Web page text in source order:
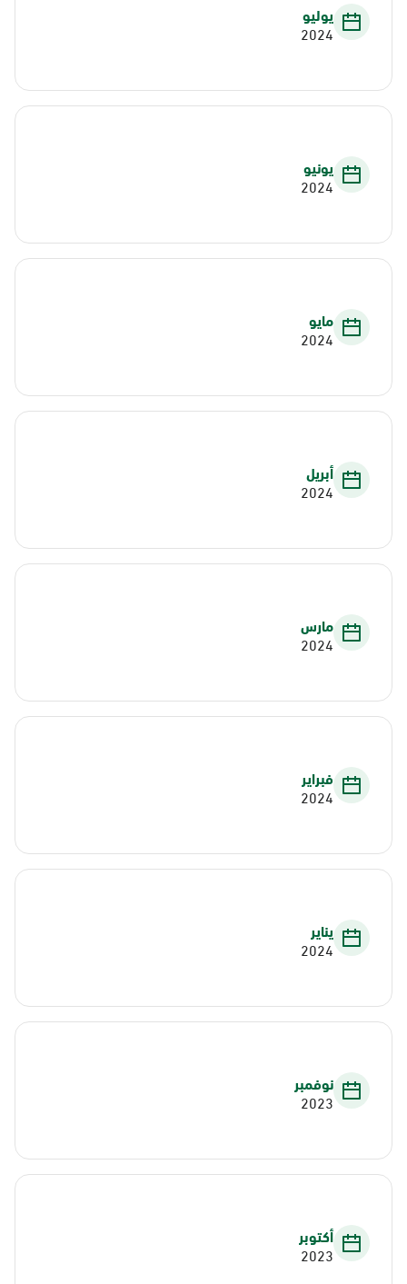
يوليو
2024
يونيو
2024
مايو
2024
أبريل
2024
مارس
2024
فبراير
2024
يناير
2024
نوفمبر
2023
أكتوبر
2023